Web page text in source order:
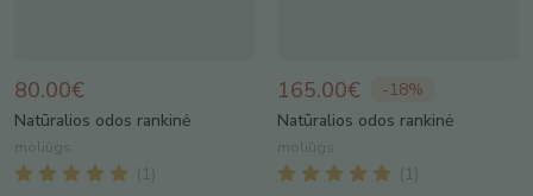
80.00€
Natūralios odos rankinė
moliūgs
( 1
165.00€ -18%
Natūralios odos rankinė
moliūgs
( 1